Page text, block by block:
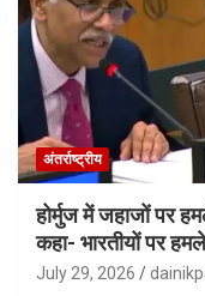
अंतर्राष्ट्रीय
होर्मुज में जहाजों पर
कहा- भारतीयों पर हमले
July 29, 2026